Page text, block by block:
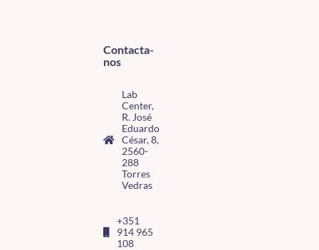
Contacta-
nos
Lab
Center,
R. José
Eduardo
César, 8,
2560-
288
Torres
Vedras
+351
914 965
108